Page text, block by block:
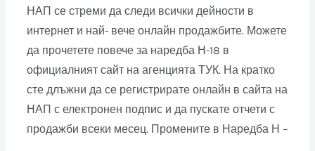
НАП се стреми да следи всички дейности в
интернет и най- вече онлайн продажбите. Можете
да прочетете повече за наредба Н-18 в
официалният сайт на агенцията ТУК. На кратко
сте длъжни да се регистрирате онлайн в сайта на
НАП с електронен подпис и да пускате отчети с
продажби всеки месец. Промените в Наредба Н –